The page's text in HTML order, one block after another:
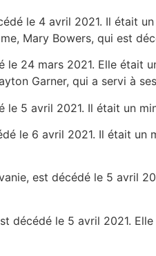
le 4 avril 2021. Il était
Mary Bowers, qui est
24 mars 2021. Elle était
Garner, qui a servi à
le 5 avril 2021. Il était un
le 6 avril 2021. Il était
est décédé le 5 avril
décédé le 5 avril 2021.